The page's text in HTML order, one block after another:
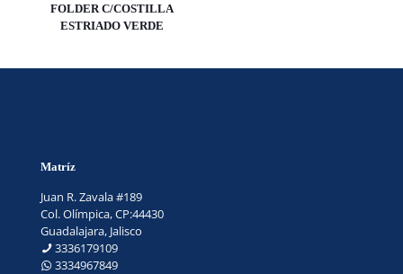
FOLDER C/COSTILLA
ESTRIADO VERDE
Matríz
Juan R. Zavala #189
Col. Olímpica, CP:44430
Guadalajara, Jalisco
3336179109
3334967849